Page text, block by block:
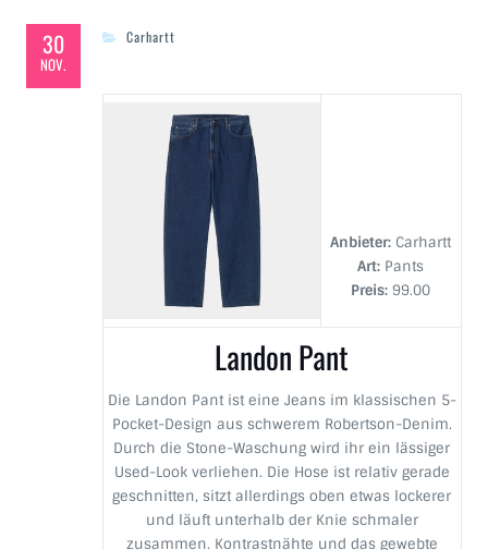
30
NOV.
Carhartt
Anbieter: Carhartt
Art: Pants
Preis:99.00
Landon Pant
Die Landon Pant ist eine Jeans im klassischen 5-
Pocket-Design aus schwerem Robertson-Denim.
Durch die Stone-Waschung wird ihr ein lässiger
Used-Look verliehen. Die Hose ist relativ gerade
geschnitten, sitzt allerdings oben etwas lockerer
und läuft unterhalb der Knie schmaler
zusammen. Kontrastnähte und das gewebte